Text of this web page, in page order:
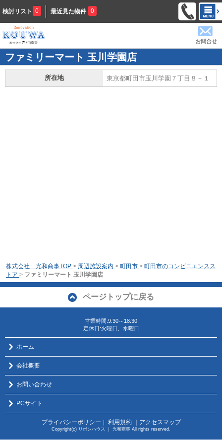
検討リスト 0 最近見た物件 0
お問合せ
ファミリーマート 玉川学園店
所在地 東京都町田市玉川学園７丁目８－１
株式会社 光和商事TOP > 周辺施設案内 > 町田市 > 町田市のコンビニエンスス
トア > ファミリーマート 玉川学園店
ページトップに戻る
営業時間:9:30～18:30
定休日:火曜日、水曜日
ホーム
会社概要
お問い合わせ
PCサイト
プライバシーポリシー ｜ 利用規約 ｜アクセスマップ
Copyright(c) リボンハウス ｜ 光和商事 All rights reserved.